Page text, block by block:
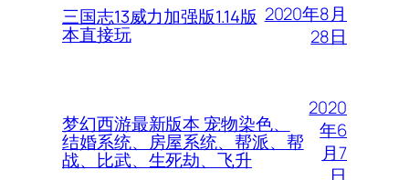
三国志13威力加强版1.14版
本直接玩
2020年8月
28日
梦幻西游最新版本 宠物染色、
结婚系统、房屋系统、帮派、帮
战、比武、生死劫、飞升
2020
年6
月7